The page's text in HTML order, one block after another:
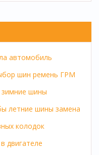
автомобиль
шин ремень ГРМ
зимние шины
летние шины замена
колодок
двигателе